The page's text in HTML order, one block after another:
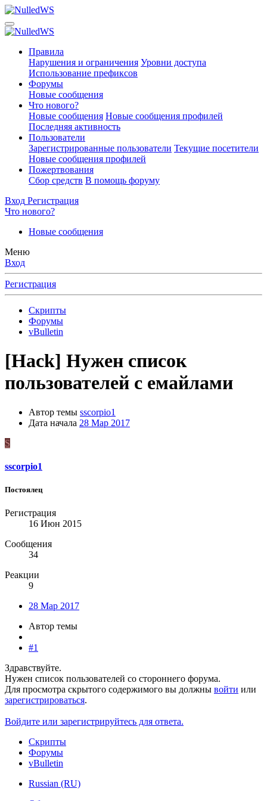
Правила
Нарушения и ограничения Уровни доступа
Использование префиксов
Форумы
Новые сообщения
Что нового?
Новые сообщения Новые сообщения профилей
Последняя активность
Пользователи
Зарегистрированные пользователи Текущие посетители
Новые сообщения профилей
Пожертвования
Сбор средств В помощь форуму
Вход Регистрация
Что нового?
Новые сообщения
Меню
Вход
Регистрация
Скрипты
Форумы
vBulletin
[Hack] Нужен список
пользователей с емайлами
Автор темы sscorpio1
Дата начала 28 Мар 2017
S
sscorpio1
Постоялец
Регистрация
16 Июн 2015
Сообщения
34
Реакции
9
28 Мар 2017
Автор темы
#1
Здравствуйте.
Нужен список пользователей со стороннего форума.
Для просмотра скрытого содержимого вы должны войти или
зарегистрироваться.
Войдите или зарегистрируйтесь для ответа.
Скрипты
Форумы
vBulletin
Russian (RU)